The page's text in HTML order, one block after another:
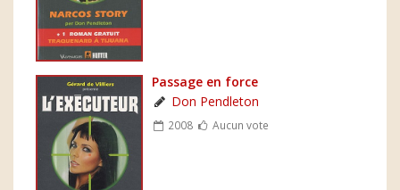
Passage en force
Don Pendleton
2008 Aucun vote